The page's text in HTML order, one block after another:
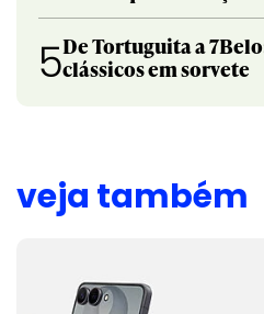
5De Tortuguita a
clássicos em sorvete
veja também